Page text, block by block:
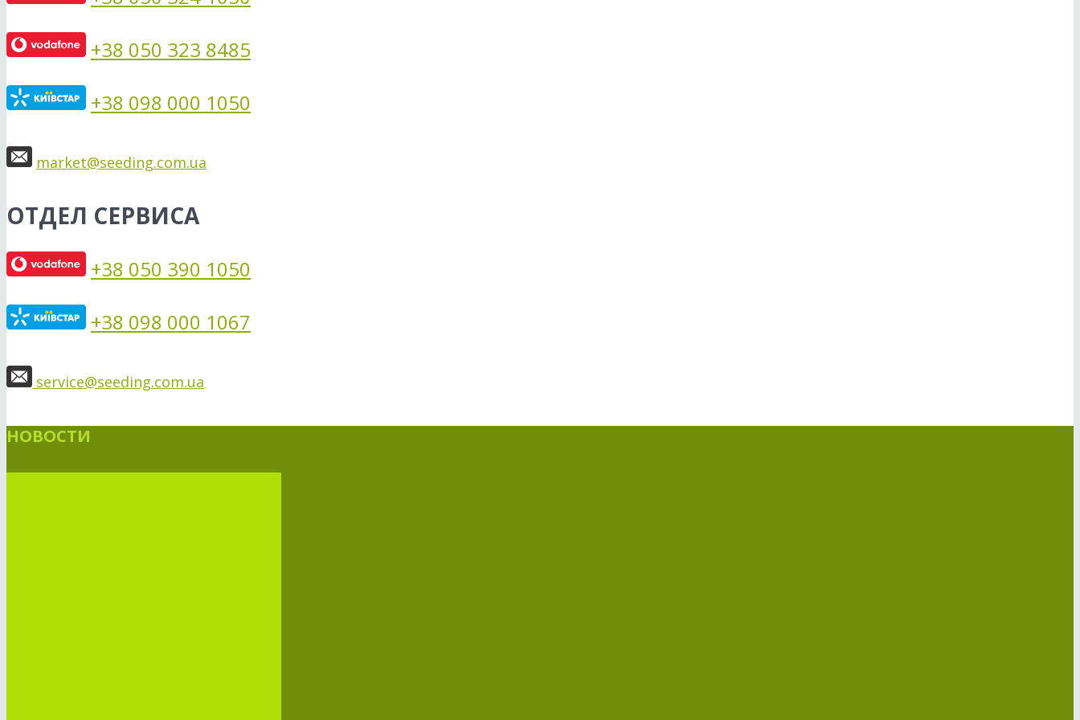
+38 050 323 8485
+38 098 000 1050
market@seeding.com.ua
ОТДЕЛ СЕРВИСА
+38 050 390 1050
+38 098 000 1067
service@seeding.com.ua
НОВОСТИ